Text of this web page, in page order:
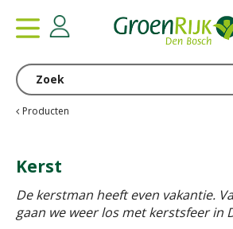
Producten
Kerst
De kerstman heeft even vakantie.
gaan we weer los met kerstsfeer in